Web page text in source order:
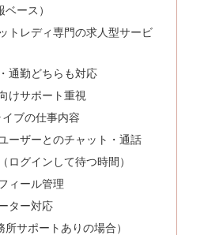
ース）
トレディ専門の求人型サービ
通勤どちらも対応
けサポート重視
ブの仕事内容
ーザーとのチャット・通話
ログインして待つ時間）
ィール管理
ター対応
サポートありの場合）